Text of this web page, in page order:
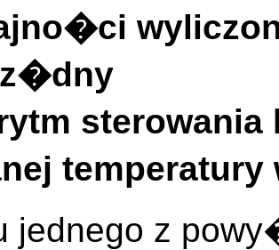
jednego z